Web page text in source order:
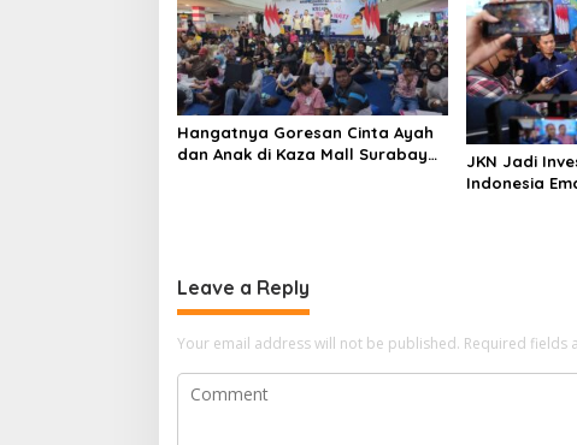
Hangatnya Goresan Cinta Ayah
dan Anak di Kaza Mall Surabaya
JKN Jadi
Indonesia
Leave a Reply
Your email address will not be published. Required fields